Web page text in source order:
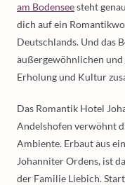
am Bodenseesteht
dich auf ein
Deutschlands. Und das
außergewöhnlichen und
Erholung und Kultur
Das Romantik Hotel
Andelshofen verwöhnt
Ambiente. Erbaut aus
Johanniter Ordens, ist
der Familie Liebich.